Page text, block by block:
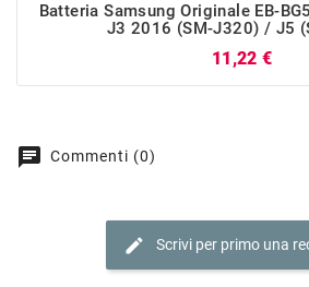
Batteria Samsung Originale EB-
J3 2016 (SM-J320) / J5
11,22 €
chat Commenti (0)
edit Scrivi per primo una